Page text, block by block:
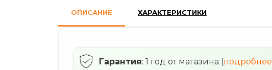
ОПИСАНИЕ ХАРАКТЕРИСТИКИ
Гарантия: 1 год от магазина (подробнее